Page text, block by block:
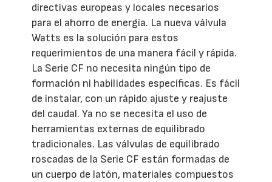
directivas europeas y locales necesarios
para el ahorro de energía. La nueva válvula
Watts es la solución para estos
requerimientos de una manera fácil y rápida.
La Serie CF no necesita ningún tipo de
formación ni habilidades específicas. Es fácil
de instalar, con un rápido ajuste y reajuste
del caudal. Ya no se necesita el uso de
herramientas externas de equilibrado
tradicionales. Las válvulas de equilibrado
roscadas de la Serie CF están formadas de
un cuerpo de latón, materiales compuestos